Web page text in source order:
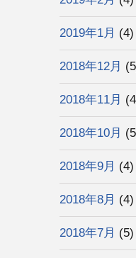
2019年1月 (4)
2018年12月
2018年11月
2018年10月
2018年9月 (4)
2018年8月 (4)
2018年7月 (5)